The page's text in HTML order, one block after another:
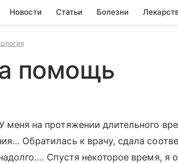
Новости Статьи Болезни
помощь
меня на протяжении длительного
Обратилась к врачу, сдала
Спустя некоторое время, я